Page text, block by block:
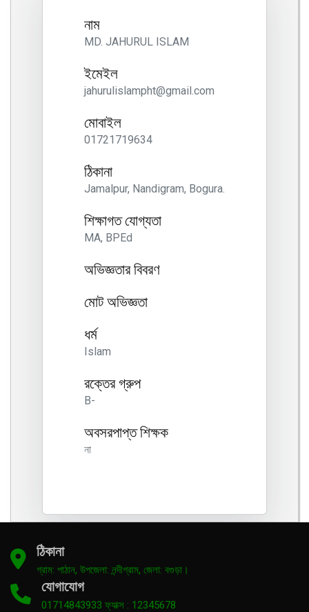
নাম
MD. JAHURUL ISLAM
ইমেইল
jahurulislampht@gmail.com
মোবাইল
01721719634
ঠিকানা
Jamalpur, Nandigram, Bogura.
শিক্ষাগত যোগ্যতা
MA, BPEd
অভিজ্ঞতার বিবরণ
মোট অভিজ্ঞতা
ধর্ম
Islam
রক্তের গ্রুপ
B-
অবসরপাপ্ত শিক্ষক
না
ঠিকানা
গ্রাম: পাঠান, উপজেলা: নন্দীগ্রাম, জেলা: বগুড়া।
যোগাযোগ
01714843933 ফ্যাক্স : 12345678